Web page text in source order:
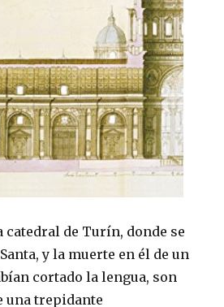
catedral de Turín, donde se
y la muerte en él de un
cortado la lengua, son
una trepidante